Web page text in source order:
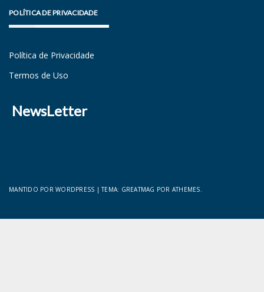
POLÍTICA DE PRIVACIDADE
Política de Privacidade
Termos de Uso
NewsLetter
MANTIDO POR WORDPRESS |TEMA: GREATMAG POR ATHEMES.